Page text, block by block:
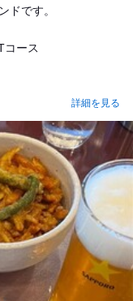
ドです。
コース
詳細を見る